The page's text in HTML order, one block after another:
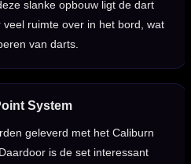
slanke opbouw ligt de dart
ruimte over in het bord, wat
van darts.
System
geleverd met het Caliburn
is de set interessant